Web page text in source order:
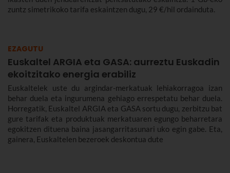
zuntz simetrikoko tarifa eskaintzen dugu, 29 €/hil ordainduta.
EZAGUTU
Euskaltel ARGIA eta GASA: aurreztu Euskadin
ekoitzitako energia erabiliz
Euskaltelek uste du argindar-merkatuak lehiakorragoa izan
behar duela eta ingurumena gehiago errespetatu behar duela.
Horregatik, Euskaltel ARGIA eta GASA sortu dugu, zerbitzu bat
gure tarifak eta produktuak merkatuaren egungo beharretara
egokitzen dituena baina jasangarritasunari uko egin gabe. Eta,
gainera, Euskaltelen bezeroek deskontua dute